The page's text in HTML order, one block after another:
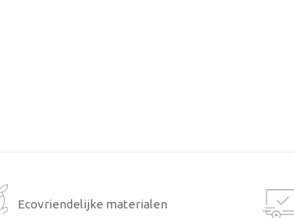
Ecovriendelijke materialen